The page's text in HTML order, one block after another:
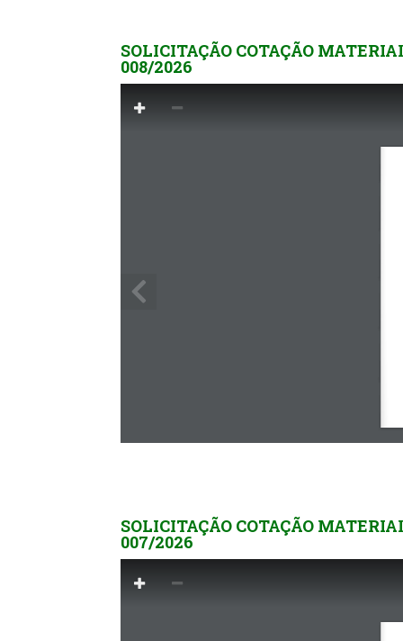
SOLICITAÇÃO COTAÇÃO
008/2026
SOLICITAÇÃO COTAÇÃO
007/2026